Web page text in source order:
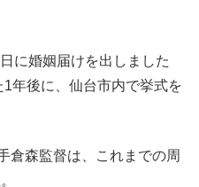
に婚姻届けを出しました
年後に、仙台市内で挙式を
倉森監督は、これまでの周